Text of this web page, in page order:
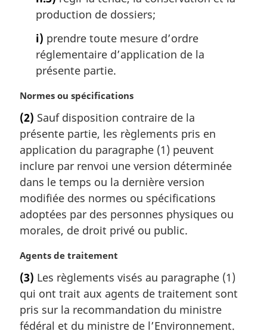
production de dossiers;
i) prendre toute mesure d’ordre
réglementaire d’application de la
présente partie.
N
t
e
m
a
g
i
n
a
e
Normes ou spécifications
(2) Sauf disposition contraire de la
présente partie, les règlements pris en
application du paragraphe (1) peuvent
inclure par renvoi une version déterminée
dans le temps ou la dernière version
modifiée des normes ou spécifications
adoptées par des personnes physiques ou
morales, de droit privé ou public.
N
t
e
m
a
Agents de traitement
(3) Les règlements visés au paragraphe (1)
qui ont trait aux agents de traitement sont
pris sur la recommandation du ministre
fédéral et du ministre de l’Environnement.